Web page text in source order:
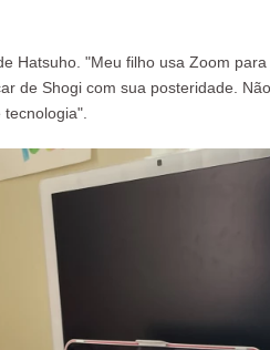
Hatsuho. "Meu filho usa Zoom
de Shogi com sua posteridade.